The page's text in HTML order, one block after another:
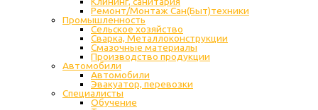
Ремонт/Монтаж Сан(Быт)техники
Промышленность
Cельское хозяйство
Сварка, Металлоконструкции
Cмазочные материалы
Производство продукции
Автомобили
Автомобили
Эвакуатор, перевозки
Специалисты
Обучение